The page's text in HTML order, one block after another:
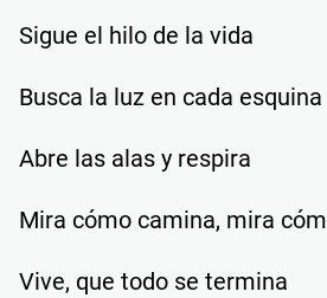
Sigue el hilo de la vida
Busca la luz en cada esquina
Abre las alas y respira
Mira cómo camina, mira
Vive, que todo se termina